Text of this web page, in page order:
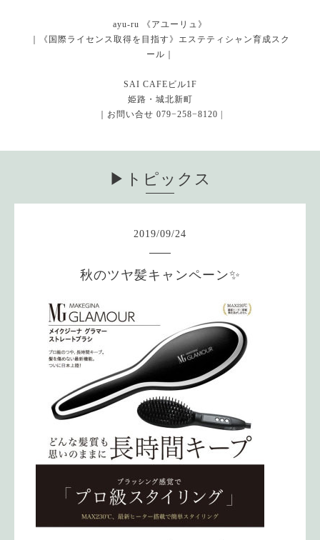
ayu-ru 《アユーリュ》
｜《国際ライセンス取得を目指す》エステティシャン育成スク
ール｜
SAI CAFEビル1F
姫路・城北新町
｜お問い合せ 079−258−8120 |
▶︎トピックス
2019/09/24
秋のツヤ髪キャンペーン✨